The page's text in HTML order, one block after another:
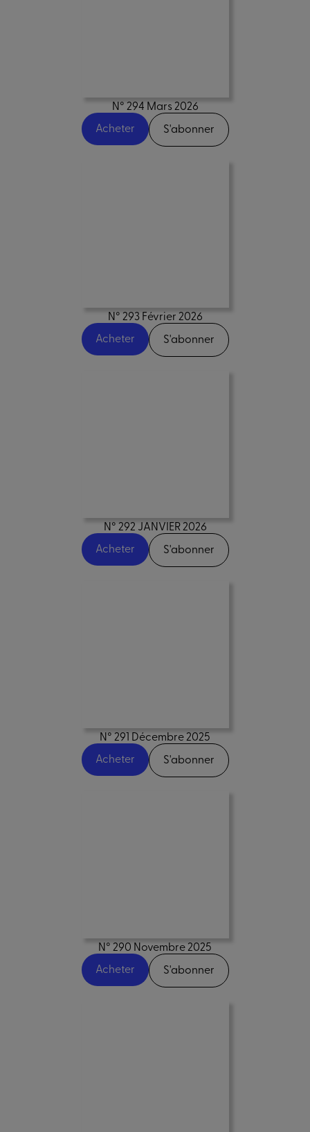
N° 294 Mars 2026
Acheter
S'abonner
N° 293 Février 2026
Acheter
S'abonner
N° 292 JANVIER 2026
Acheter
S'abonner
N° 291 Décembre 2025
Acheter
S'abonner
N° 290 Novembre 2025
Acheter
S'abonner